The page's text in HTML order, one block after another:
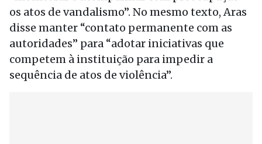
os atos de vandalismo”. No mesmo texto, Aras
disse manter “contato permanente com as
autoridades” para “adotar iniciativas que
competem à instituição para impedir a
sequência de atos de violência”.